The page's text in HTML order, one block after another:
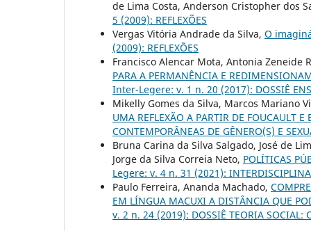
de Lima Costa, Anderson Cristopher dos
5 (2009): REFLEXÕES
Vergas Vitória Andrade da Silva, O
(2009): REFLEXÕES
Francisco Alencar Mota, Antonia Zeneide
PARA A PERMANÊNCIA E
Inter-Legere: v. 1 n. 20 (2017): DOSSIÊ
Mikelly Gomes da Silva, Marcos Mariano
UMA REFLEXÃO A PARTIR DE FOUCAULT E
CONTEMPORÂNEAS DE GÊNERO(S) E
Bruna Carina da Silva Salgado, José de
Jorge da Silva Correia Neto, POLÍTICAS
Legere: v. 4 n. 31 (2021):
Paulo Ferreira, Ananda Machado,
EM LÍNGUA MACUXI A DISTÂNCIA QUE
v. 2 n. 24 (2019): DOSSIÊ TEORIA SOCIAL: